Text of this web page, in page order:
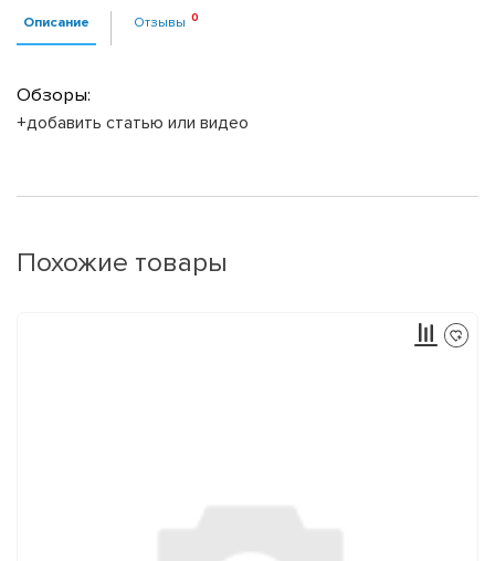
Описание Отзывы
Обзоры:
+добавить статью или видео
Похожие товары